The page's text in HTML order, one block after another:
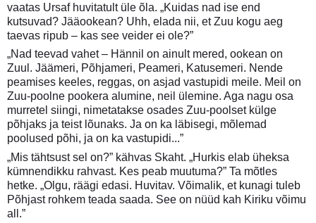
vaatas Ursaf huvitatult üle õla. „Kuidas nad ise end
kutsuvad? Jääookean? Uhh, elada nii, et Zuu kogu aeg
taevas ripub – kas see veider ei ole?”
„Nad teevad vahet – Hännil on ainult mered, ookean on
Zuul. Jäämeri, Põhjameri, Peameri, Katusemeri. Nende
peamises keeles, reggas, on asjad vastupidi meile. Meil on
Zuu-poolne pookera alumine, neil ülemine. Aga nagu osa
murretel siingi, nimetatakse osades Zuu-poolset külge
põhjaks ja teist lõunaks. Ja on ka läbisegi, mõlemad
poolused põhi, ja on ka vastupidi...”
„Mis tähtsust sel on?” kähvas Skaht. „Hurkis elab üheksa
kümnendikku rahvast. Kes peab muutuma?” Ta mõtles
hetke. „Olgu, räägi edasi. Huvitav. Võimalik, et kunagi tuleb
Põhjast rohkem teada saada. See on nüüd kah Kiriku võimu
all.”